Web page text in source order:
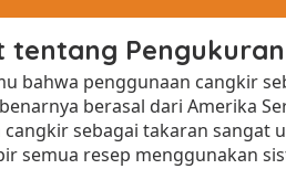
tentang
bahwa penggunaan cangkir
berasal dari Amerika
sebagai takaran sangat
semua resep menggunakan